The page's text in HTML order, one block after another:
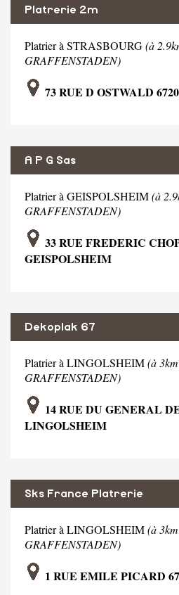
Platrerie 2m
Platrier à STRASBOURG(à
GRAFFENSTADEN)
73 RUE D OSTWALD
A P G Sas
Platrier à GEISPOLSHEIM(à
GRAFFENSTADEN)
33 RUE FREDERIC
GEISPOLSHEIM
Dekoplak 67
Platrier à LINGOLSHEIM(à
GRAFFENSTADEN)
14 RUE DU GENERAL
LINGOLSHEIM
Sks France Platrerie
Platrier à LINGOLSHEIM(à
GRAFFENSTADEN)
1 RUE EMILE PICARD